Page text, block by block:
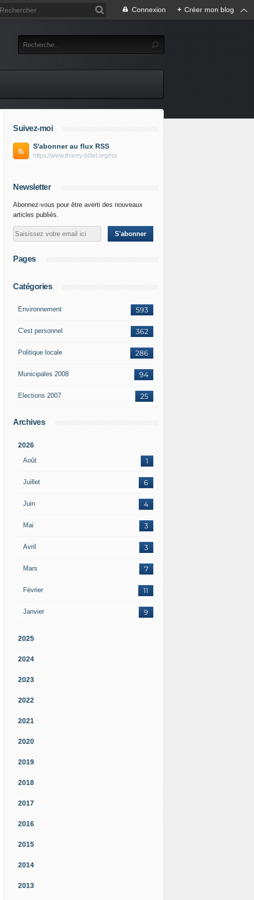
Connexion + Créer mon blog
Suivez-moi
S'abonner au flux RSS
https://www.thierry-billet.org/rss
Newsletter
Abonnez-vous pour être averti des nouveaux
articles publiés.
Pages
Catégories
593
Environnement
362
C'est personnel
286
Politique locale
94
Municipales 2008
25
Elections 2007
Archives
2026
Août 1
Juillet 6
Juin 4
Mai 3
Avril 3
Mars 7
Février 11
Janvier 9
2025
2024
2023
2022
2021
2020
2019
2018
2017
2016
2015
2014
2013